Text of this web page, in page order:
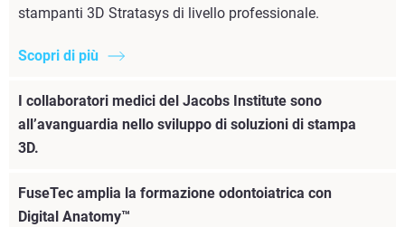
stampanti 3D Stratasys di livello professionale.
Scopri di più
I collaboratori medici del Jacobs Institute sono
all’avanguardia nello sviluppo di soluzioni di stampa
3D.
FuseTec amplia la formazione odontoiatrica con
Digital Anatomy™